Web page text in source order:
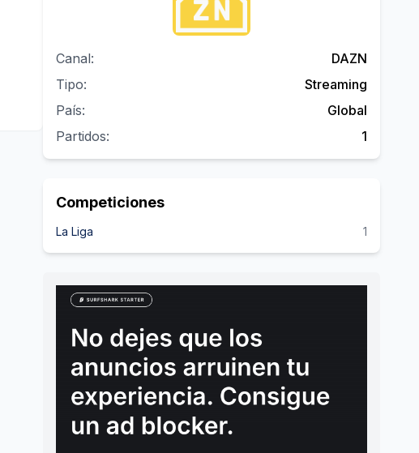
Canal:
DAZN
Tipo:
Streaming
País:
Global
Partidos:
1
Competiciones
La Liga 1